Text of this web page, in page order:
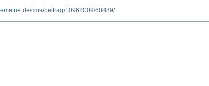
cms/beitrag/10962009/60889/